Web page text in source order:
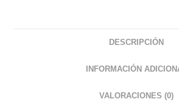
DESCRIPCIÓN
INFORMACIÓN
VALORACIONES (0)